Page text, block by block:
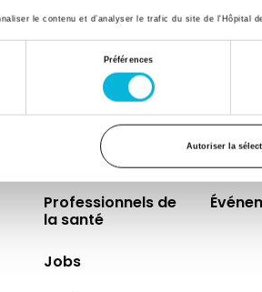
le contenu et d’analyser le trafic du site de l'Hôpital
Préférences
Autoriser la
Espace Patient
Professionnels de
la santé
Jobs